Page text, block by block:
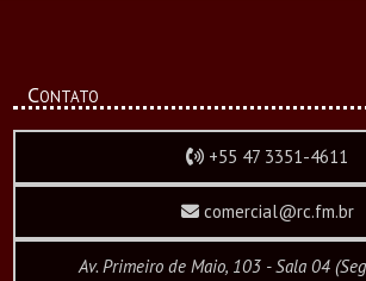
Contato
+55 47 3351-4611
comercial@rc.fm.br
Av. Primeiro de Maio, 103 - Sala 04